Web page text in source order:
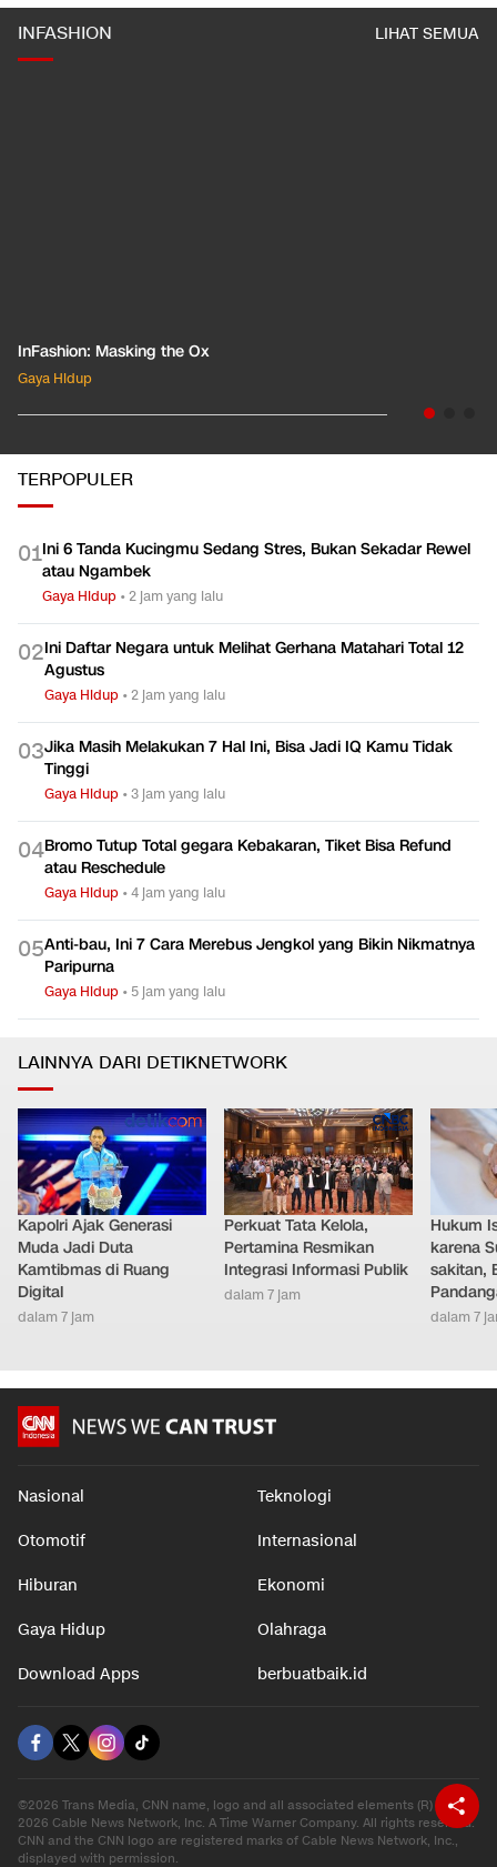
INFASHION LIHAT SEMUA
InFashion: Masking the Ox
Gaya Hidup
TERPOPULER
01Ini 6 Tanda Kucingmu Sedang Stres, Bukan Sekadar Rewel
atau Ngambek
Gaya Hidup •2 jam yang lalu
02Ini Daftar Negara untuk Melihat Gerhana Matahari Total 12
Agustus
Gaya Hidup •2 jam yang lalu
03Jika Masih Melakukan 7 Hal Ini, Bisa Jadi IQ Kamu Tidak
Tinggi
Gaya Hidup •3 jam yang lalu
04Bromo Tutup Total gegara Kebakaran, Tiket Bisa Refund
atau Reschedule
Gaya Hidup •4 jam yang lalu
05Anti-bau, Ini 7 Cara Merebus Jengkol yang Bikin Nikmatnya
Paripurna
Gaya Hidup • 5 jam yang lalu
LAINNYA DARI DETIKNETWORK
Kapolri Ajak Generasi
Muda Jadi Duta
Kamtibmas di Ruang
Digital
dalam 7 jam
Perkuat Tata Kelola,
Pertamina Resmikan
Integrasi Informasi Publik
dalam 7 jam
Hukum
karena
sakitan,
dalam 7
Nasional Teknologi
Otomotif Internasional
Hiburan Ekonomi
Gaya Hidup Olahraga
Download Apps berbuatbaik.id
©2026 Trans Media, CNN name, logo and all associated elements (R) and ©
2026 Cable News Network, Inc. A Time Warner Company. All rights reserved.
CNN and the CNN logo are registered marks of Cable News Network, Inc.,
displayed with permission.